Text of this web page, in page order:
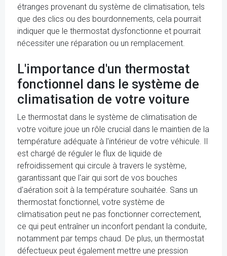
étranges provenant du système de climatisation, tels
que des clics ou des bourdonnements, cela pourrait
indiquer que le thermostat dysfonctionne et pourrait
nécessiter une réparation ou un remplacement.
L'importance d'un thermostat
fonctionnel dans le système de
climatisation de votre voiture
Le thermostat dans le système de climatisation de
votre voiture joue un rôle crucial dans le maintien de la
température adéquate à l'intérieur de votre véhicule. Il
est chargé de réguler le flux de liquide de
refroidissement qui circule à travers le système,
garantissant que l'air qui sort de vos bouches
d'aération soit à la température souhaitée. Sans un
thermostat fonctionnel, votre système de
climatisation peut ne pas fonctionner correctement,
ce qui peut entraîner un inconfort pendant la conduite,
notamment par temps chaud. De plus, un thermostat
défectueux peut également mettre une pression